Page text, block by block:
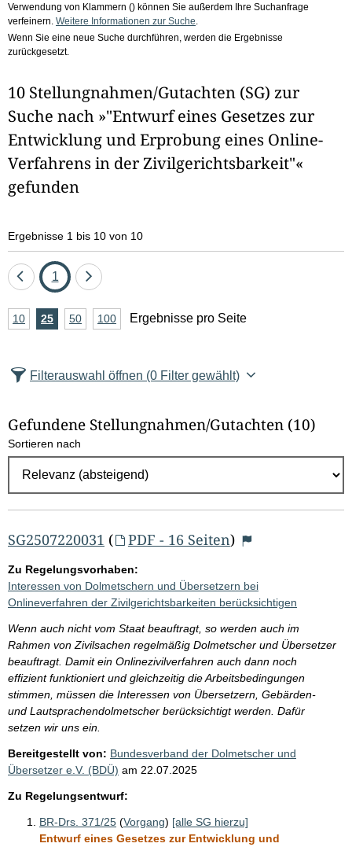
Verwendung von Klammern () können Sie außerdem Ihre Suchanfrage
verfeinern. Weitere Informationen zur Suche
Wenn Sie eine neue Suche durchführen, werden die Ergebnisse
zurückgesetzt.
10 Stellungnahmen/Gutachten (SG) zur
Suche nach »"Entwurf eines Gesetzes zur
Entwicklung und Erprobung eines Online-
Verfahrens in der Zivilgerichtsbarkeit"«
gefunden
Ergebnisse 1 bis 10 von 10
Eine
zurück
Seite
1
Eine
vor
A
z
l
E
g
e
b
n
i
s
s
e
p
r
o
S
e
i
t
10Ergebnisse
25Ergebnisse
50Ergebnisse
100Ergebnisse
Ergebnisse pro Seite
Filterauswahl öffnen (0 Filter gewählt)
Gefundene Stellungnahmen/⁠Gutachten (10)
Sortieren nach
SG2507220031 ( PDF - 16 Seiten)
Zu Regelungsvorhaben:
Interessen von Dolmetschern und Übersetzern bei
Onlineverfahren der Zivilgerichtsbarkeiten berücksichtigen
Wenn auch nicht vom Staat beauftragt, so werden auch im
Rahmen von Zivilsachen regelmäßig Dolmetscher und Übersetzer
beauftragt. Damit ein Onlinezivilverfahren auch dann noch
effizient funktioniert und gleichzeitig die Arbeitsbedingungen
stimmen, müssen die Interessen von Übersetzern, Gebärden-
und Lautsprachendolmetscher berücksichtigt werden. Dafür
setzen wir uns ein.
Bereitgestellt von: Bundesverband der Dolmetscher und
Übersetzer e.V. (BDÜ) am 22.07.2025
Zu Regelungsentwurf:
BR-Drs. 371/25 (Vorgang) [alle SG hierzu]
Entwurf eines Gesetzes zur Entwicklung und